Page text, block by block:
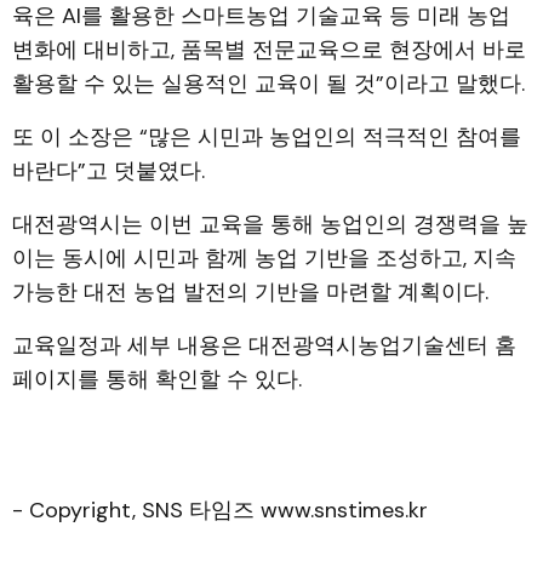
육은 AI를 활용한 스마트농업 기술교육 등 미래 농업
변화에 대비하고, 품목별 전문교육으로 현장에서 바로
활용할 수 있는 실용적인 교육이 될 것”이라고 말했다.
또 이 소장은 “많은 시민과 농업인의 적극적인 참여를
바란다”고 덧붙였다.
대전광역시는 이번 교육을 통해 농업인의 경쟁력을 높
이는 동시에 시민과 함께 농업 기반을 조성하고, 지속
가능한 대전 농업 발전의 기반을 마련할 계획이다.
교육일정과 세부 내용은 대전광역시농업기술센터 홈
페이지를 통해 확인할 수 있다.
- Copyright, SNS 타임즈 www.snstimes.kr